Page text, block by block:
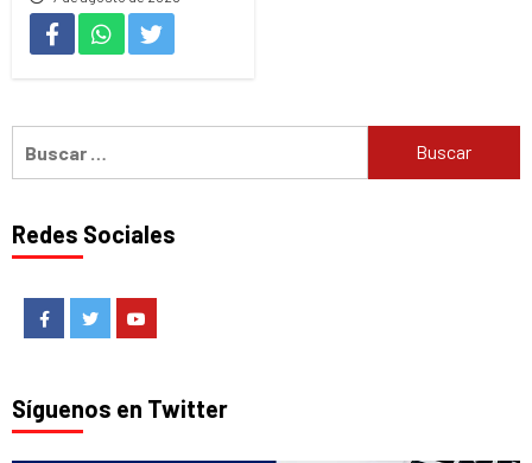
Redes Sociales
FacebookTwitter
Síguenos en Twitter